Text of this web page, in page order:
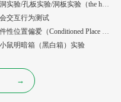
孔洞实验/孔板实验/洞板实验（the holeboard test）
交互行为测试
条件性位置偏爱（Conditioned Place Preference, CPP）实验
鼠明暗箱（黑白箱）实验
→